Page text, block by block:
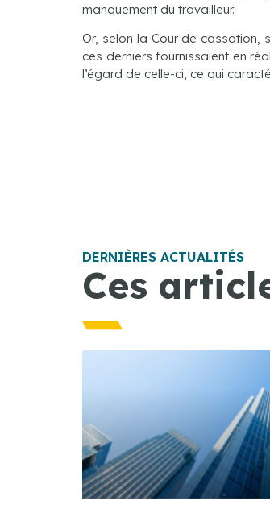
manquement du travailleur.
Or, selon la Cour de cassation,
ces derniers fournissaient en
l’égard de celle-ci, ce qui
DERNIÈRES ACTUALITÉS
Ces